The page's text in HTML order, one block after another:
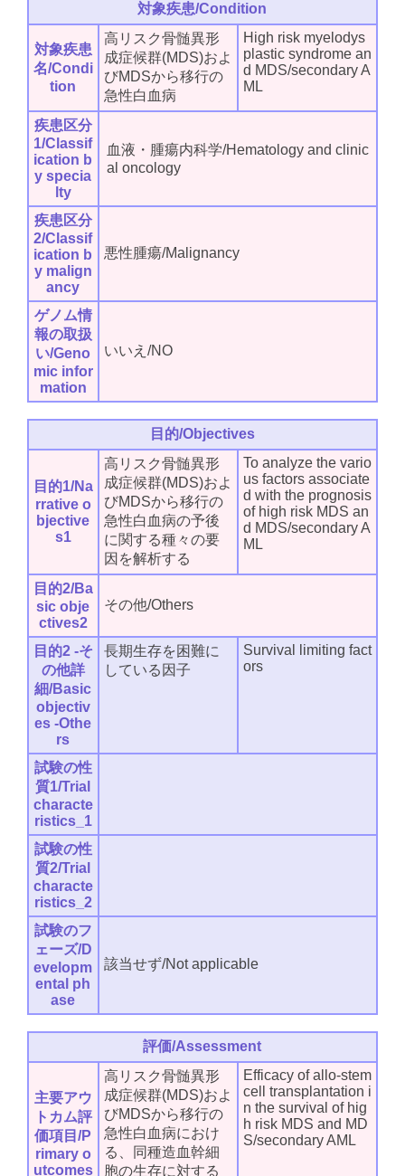
対象疾患/Condition
対象疾患
名/Condi
tion
高リスク骨髄異形
成症候群(MDS)およ
びMDSから移行の
急性白血病
High risk myelodys
plastic syndrome an
d MDS/secondary A
ML
疾患区分
1/Classif
ication b
y specia
lty
血液・腫瘍内科学/Hematology and clinic
al oncology
疾患区分
2/Classif
ication b
y malign
ancy
悪性腫瘍/Malignancy
ゲノム情
報の取扱
い/Geno
mic infor
mation
いいえ/NO
目的/Objectives
目的1/Na
rrative o
bjective
s1
高リスク骨髄異形
成症候群(MDS)およ
びMDSから移行の
急性白血病の予後
に関する種々の要
因を解析する
To analyze the vario
us factors associate
d with the prognosis
of high risk MDS an
d MDS/secondary A
ML
目的2/Ba
sic obje
ctives2
その他/Others
目的2 -そ
の他詳
細/Basic
objectiv
es -Othe
rs
長期生存を困難に
している因子
Survival limiting fact
ors
試験の性
質1/Trial
characte
ristics_1
試験の性
質2/Trial
characte
ristics_2
試験のフ
ェーズ/D
evelopm
ental ph
ase
該当せず/Not applicable
評価/Assessment
主要アウ
トカム評
価項目/P
rimary o
utcomes
高リスク骨髄異形
成症候群(MDS)およ
びMDSから移行の
急性白血病におけ
る、同種造血幹細
胞の生存に対する
Efficacy of allo-stem
cell transplantation i
n the survival of hig
h risk MDS and MD
S/secondary AML